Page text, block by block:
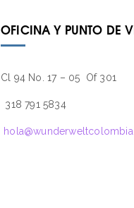
OFICINA Y PUNTO DE
Cl 94 No. 17 – 05 Of 301
318 791 5834